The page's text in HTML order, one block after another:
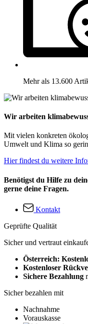
Mehr als 13.600
Wir arbeiten
Mit vielen konkreten
Umwelt und Klima so
Hier findest du weitere
Benötigst du Hilfe zu
gerne deine Fragen.
Kontakt
Geprüfte Qualität
Sicher und vertraut
Österreich:
Kostenloser
Sichere Bezahlung
Sicher bezahlen mit
Nachnahme
Vorauskasse